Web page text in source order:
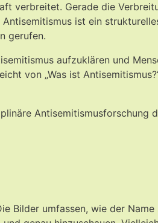
verbreitet. Gerade die
ist ein
gerufen.
aufzuklären und
von „Was ist
Bilder umfassen, wie der